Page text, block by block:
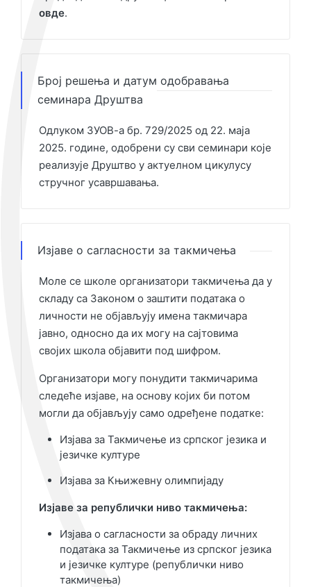
овде.
Број решења и датум одобравања
семинара Друштва
Одлуком ЗУОВ-а бр. 729/2025 од 22. маја
2025. године, одобрени су сви семинари које
реализује Друштво у актуелном цикулусу
стручног усавршавања.
Изјаве о сагласности за такмичења
Моле се школе организатори такмичења да у
складу са Законом о заштити података о
личности не објављују имена такмичара
јавно, односно да их могу на сајтовима
својих школа објавити под шифром.
Организатори могу понудити такмичарима
следеће изјаве, на основу којих би потом
могли да објављују само одређене податке:
Изјава за Такмичење из српског језика и
језичке културе
Изјава за Књижевну олимпијаду
Изјаве за републички ниво такмичења:
Изјава о сагласности за обраду личних
података за Такмичење из српског језика
и језичке културе (републички ниво
такмичења)